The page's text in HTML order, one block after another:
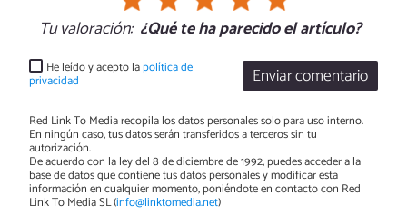
Tu valoración: ¿Qué te ha parecido el artículo?
Enviar comentario
He leído y acepto lapolítica de
privacidad
Red Link To Media recopila los datos personales solo para uso interno.
En ningún caso, tus datos serán transferidos a terceros sin tu
autorización.
De acuerdo con la ley del 8 de diciembre de 1992, puedes acceder a la
base de datos que contiene tus datos personales y modificar esta
información en cualquier momento, poniéndote en contacto con Red
Link To Media SL (info@linktomedia.net)